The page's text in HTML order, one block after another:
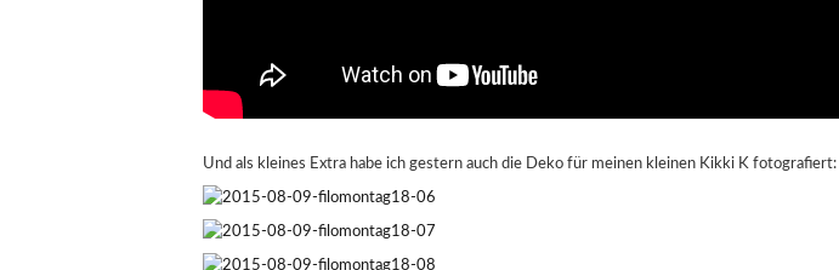
Und als kleines Extra habe ich gestern auch die Deko für meinen kleinen Kikki K fotografiert: